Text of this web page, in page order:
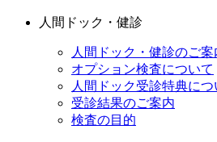
人間ドック・健診
人間ドック・健診のご案
オプション検査について
人間ドック受診特典につ
受診結果のご案内
検査の目的